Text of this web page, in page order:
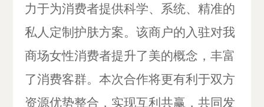
力于为消费者提供科学、系统、精准的
私人定制护肤方案。该商户的入驻对我
商场女性消费者提升了美的概念，丰富
了消费客群。本次合作将更有利于双方
资源优势整合，实现互利共赢，共同发